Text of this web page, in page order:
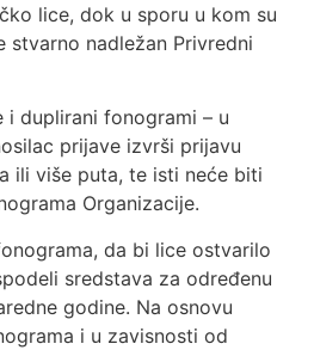
lice, dok u sporu u kom su
stvarno nadležan Privredni
i duplirani fonogrami – u
prijave izvrši prijavu
ili više puta, te isti neće biti
Organizacije.
da bi lice ostvarilo
sredstava za određenu
godine. Na osnovu
i u zavisnosti od